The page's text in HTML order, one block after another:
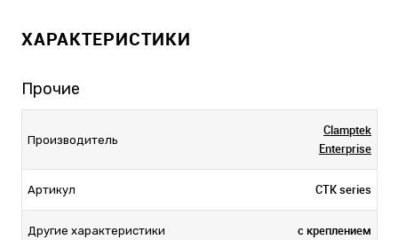
ХАРАКТЕРИСТИКИ
Прочие
Производитель
Clamptek
Enterprise
Артикул CTK series
Другие характеристики с креплением